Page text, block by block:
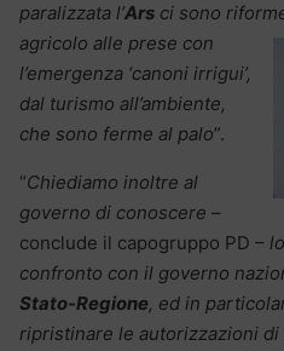
paralizzata l’Ars ci sono
agricolo alle prese con
l’emergenza ‘canoni irrigui’,
dal turismo all’ambiente,
che sono ferme al palo”.
“Chiediamo inoltre al
governo di conoscere –
conclude il capogruppo PD –
confronto con il governo
Stato-Regione, ed in
ripristinare le autorizzazioni